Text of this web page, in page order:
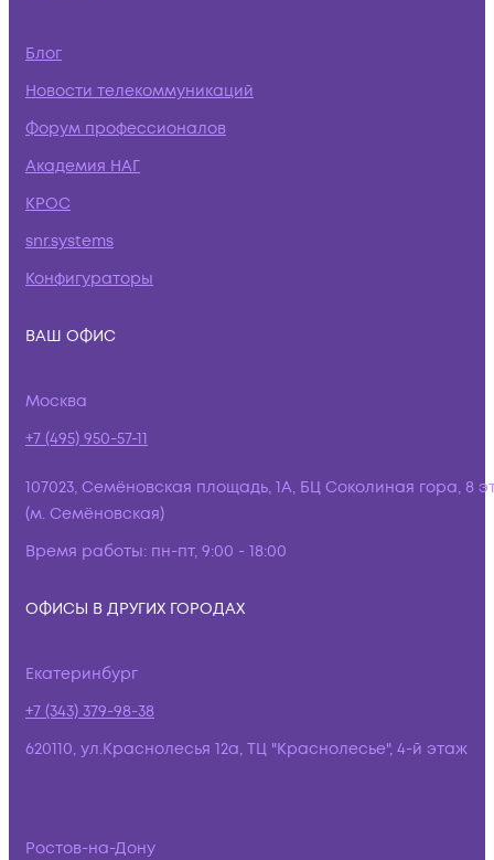
Блог
Новости телекоммуникаций
Форум профессионалов
Академия НАГ
КРОС
snr.systems
Конфигураторы
ВАШ ОФИС
Москва
+7 (495) 950-57-11
107023, Семёновская площадь, 1А, БЦ Соколиная гора, 8
(м. Семёновская)
Время работы: пн-пт, 9:00 - 18:00
ОФИСЫ В ДРУГИХ ГОРОДАХ
Екатеринбург
+7 (343) 379-98-38
620110, ул.Краснолесья 12а, ТЦ "Краснолесье", 4-й этаж
Ростов-на-Дону